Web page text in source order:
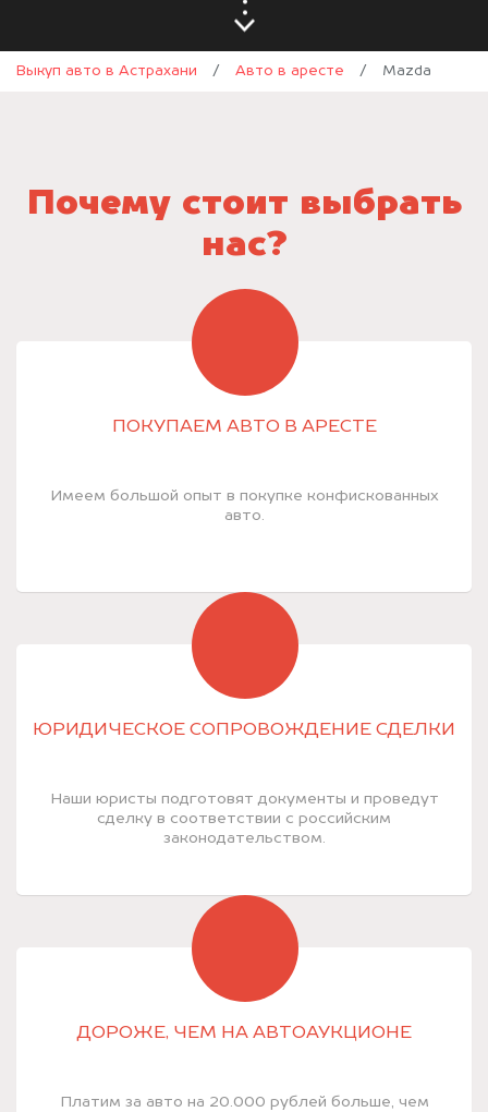
Выкуп авто в Астрахани / Авто в аресте / Mazda
Почему стоит выбрать
нас?
ПОКУПАЕМ АВТО В АРЕСТЕ
Имеем большой опыт в покупке конфискованных
авто.
ЮРИДИЧЕСКОЕ СОПРОВОЖДЕНИЕ СДЕЛКИ
Наши юристы подготовят документы и проведут
сделку в соответствии с российским
законодательством.
ДОРОЖЕ, ЧЕМ НА АВТОАУКЦИОНЕ
Платим за авто на 20.000 рублей больше, чем